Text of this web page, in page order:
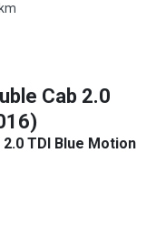
Cab 2.0
2.0 TDI Blue Motion